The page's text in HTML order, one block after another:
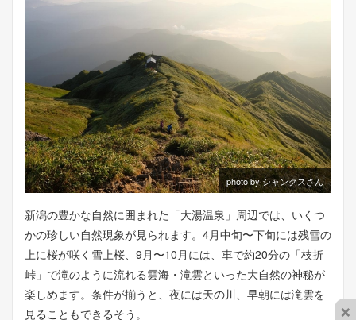
photo by シャンクスさん
新潟の豊かな自然に囲まれた「大湯温泉」周辺では、いくつ
かの珍しい自然現象が見られます。4月中旬〜下旬には残雪の
上に桜が咲く雪上桜、9月〜10月には、車で約20分の「枝折
峠」で滝のように流れる雲海・滝雲といった大自然の神秘が
楽しめます。条件が揃うと、夜には天の川、早朝には滝雲を
見ることもできるそう。
×